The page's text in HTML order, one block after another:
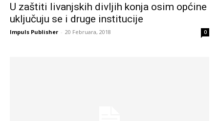
U zaštiti livanjskih divljih konja osim općine
uključuju se i druge institucije
Impuls Publisher - 20 Februara, 2018 0